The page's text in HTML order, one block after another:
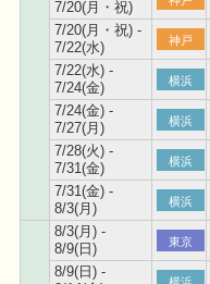
7/20(月・祝)
7/20(月・祝) -
7/22(水)
神戸
7/22(水) -
7/24(金)
横浜
7/24(金) -
7/27(月)
横浜
7/28(火) -
7/31(金)
横浜
7/31(金) -
8/3(月)
横浜
8/3(月) -
8/9(日)
東京
8/9(日) -